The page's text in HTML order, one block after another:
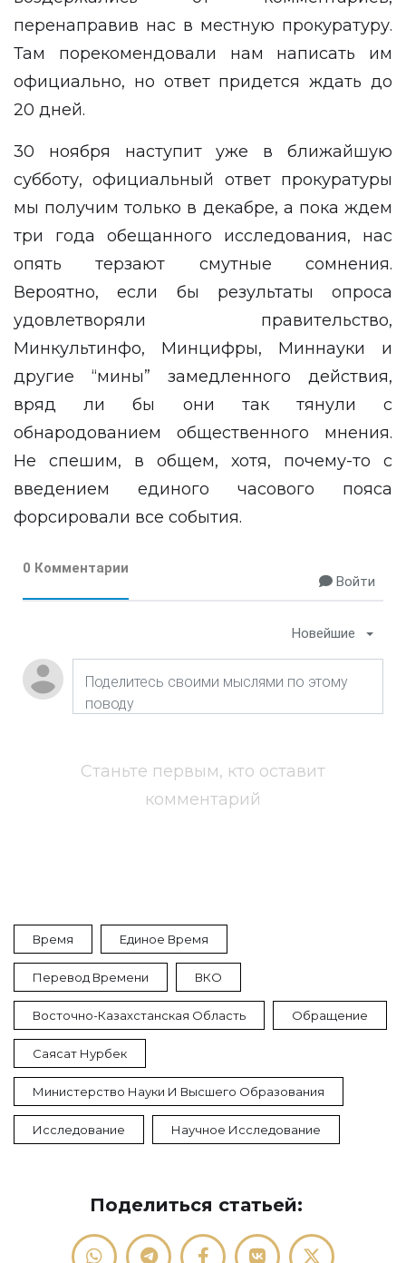
перенаправив нас в местную прокуратуру.
Там порекомендовали нам написать им
официально, но ответ придется ждать до
20 дней.
30 ноября наступит уже в ближайшую
субботу, официальный ответ прокуратуры
мы получим только в декабре, а пока ждем
три года обещанного исследования, нас
опять терзают смутные сомнения.
Вероятно, если бы результаты опроса
удовлетворяли правительство,
Минкультинфо, Минцифры, Миннауки и
другие “мины” замедленного действия,
вряд ли бы они так тянули с
обнародованием общественного мнения.
Не спешим, в общем, хотя, почему-то с
введением единого часового пояса
форсировали все события.
0 Комментарии
Войти
Новейшие
Станьте первым, кто оставит
комментарий
Время Единое Время
Перевод Времени ВКО
Восточно-Казахстанская Область Обращение
Саясат Нурбек
Министерство Науки И Высшего Образования
Исследование Научное Исследование
Поделиться статьей: